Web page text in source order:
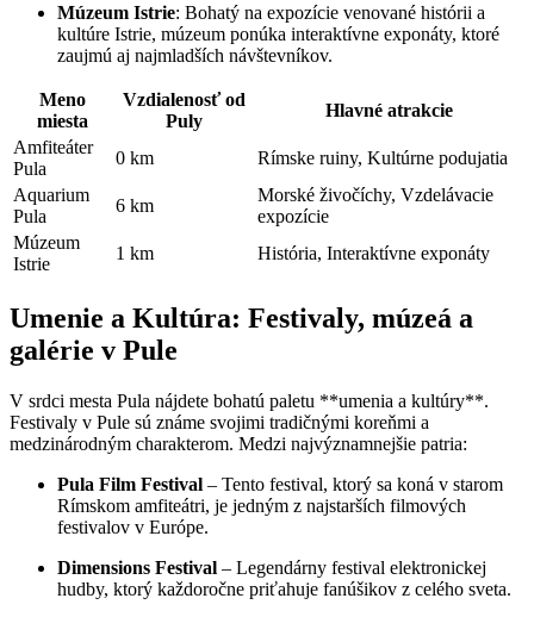
Múzeum Istrie: Bohatý na expozície venované histórii a
kultúre Istrie, múzeum ponúka interaktívne exponáty, ktoré
zaujmú aj najmladších návštevníkov.
Meno
miesta
Vzdialenosť od
Puly
Hlavné atrakcie
Amfiteáter
Pula
0 km
Rímske ruiny, Kultúrne podujatia
Aquarium
Pula
6 km
Morské živočíchy, Vzdelávacie
expozície
Múzeum
Istrie
1 km História, Interaktívne exponáty
Umenie a Kultúra: Festivaly, múzeá a
galérie v Pule
V srdci mesta Pula nájdete bohatú paletu **umenia a kultúry**.
Festivaly v Pule sú známe svojimi tradičnými koreňmi a
medzinárodným charakterom. Medzi najvýznamnejšie patria:
Pula Film Festival – Tento festival, ktorý sa koná v starom
Rímskom amfiteátri, je jedným z najstarších filmových
festivalov v Európe.
Dimensions Festival – Legendárny festival elektronickej
hudby, ktorý každoročne priťahuje fanúšikov z celého sveta.